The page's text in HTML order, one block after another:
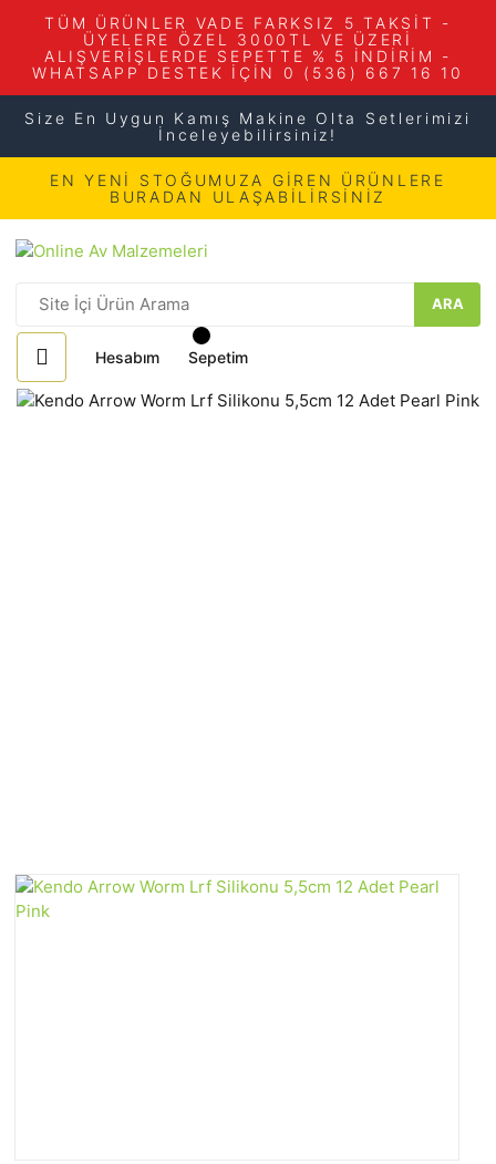
TÜM ÜRÜNLER VADE FARKSIZ 5 TAKSİT -
ÜYELERE ÖZEL 3000TL VE ÜZERİ
ALIŞVERİŞLERDE SEPETTE % 5 İNDİRİM -
WHATSAPP DESTEK İÇİN 0 (536) 667 16 10
Size En Uygun Kamış Makine Olta Setlerimizi
İnceleyebilirsiniz!
EN YENİ STOĞUMUZA GİREN ÜRÜNLERE
BURADAN ULAŞABİLİRSİNİZ
ARA
Hesabım Sepetim